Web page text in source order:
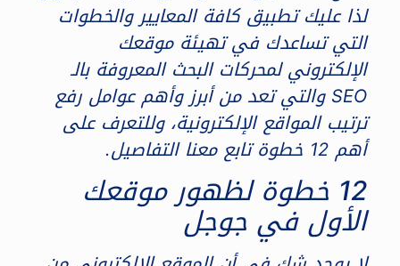
لذا عليك تطبيق كافة المعايير والخطوات
التي تساعدك في تهيئة موقعك
الإلكتروني لمحركات البحث المعروفة بالـ
SEO والتي تعد من أبرز وأهم عوامل رفع
ترتيب المواقع الإلكترونية، وللتعرف على
أهم 12 خطوة تابع معنا التفاصيل.
12 خطوة لظهور موقعك
الأول في جوجل